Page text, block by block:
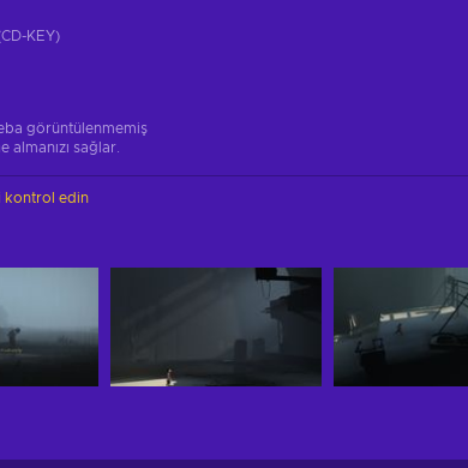
KEY)
görüntülenmemiş
sağlar.
kontrol edin